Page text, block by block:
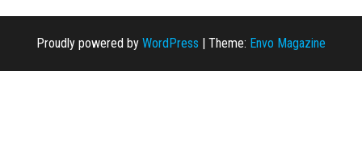
Proudly powered by WordPress Theme: Envo Magazine